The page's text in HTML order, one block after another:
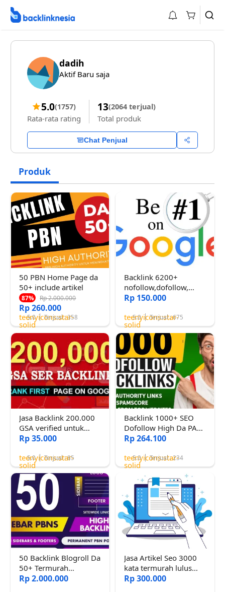
dadih
Aktif Baru saja
5.0(1757)
Rata-rata rating
13(2064 terjual)
Total produk
Chat Penjual
Produk
50 PBN Home Page da
50+ include artikel
87% Rp 2.000.000
Rp 260.000
teenyicons:star-
solid
5.0 Terjual : 358
Backlink 6200+
nofollow,dofollow,
EDU, dan GOV da 30+
Rp 150.000
teenyicons:star-
solid
5.0 Terjual : 675
Jasa Backlink 200.000
GSA verified untuk
menaikkan Link web
Rp 35.000
teenyicons:star-
solid
5.0 Terjual : 85
Backlink 1000+ SEO
Dofollow High Da PA
Untuk Menaikkan
Rp 264.100
teenyicons:star-
solid
5.0 Terjual : 234
50 Backlink Blogroll Da
50+ Termurah
Bergaransi
Rp 2.000.000
Jasa Artikel Seo 3000
kata termurah lulus
copyscape
Rp 300.000